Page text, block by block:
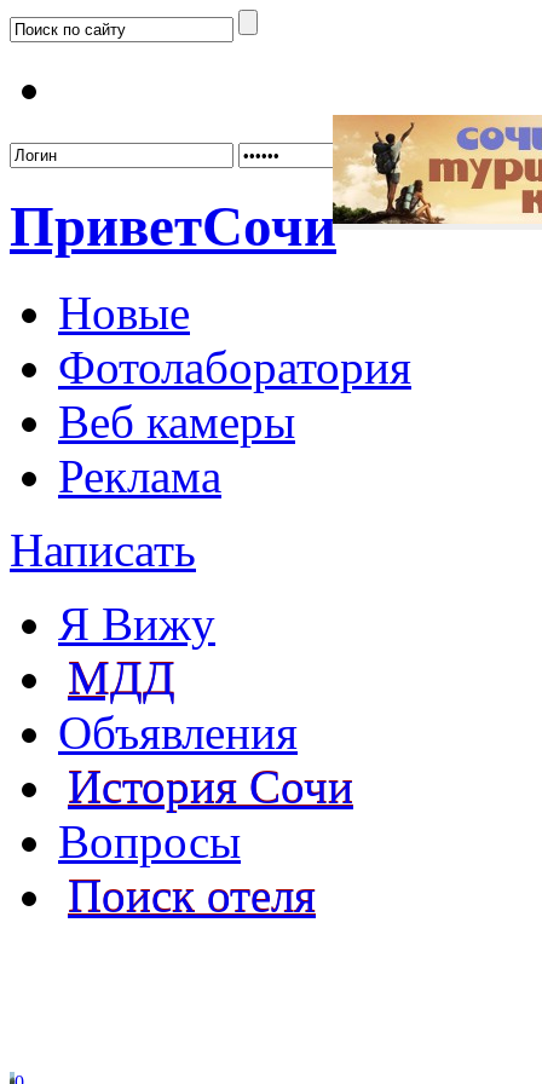
ПриветСочи
Новые
Фотолаборатория
Веб камеры
Реклама
Написать
Я Вижу
МДД
Объявления
История Сочи
Вопросы
Поиск отеля